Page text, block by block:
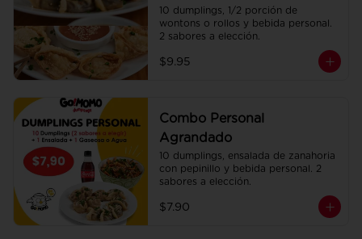
10 dumplings, 1/2 porción de
wontons o rollos y bebida personal.
2 sabores a elección.
$9.95
Combo Personal
Agrandado
10 dumplings, ensalada de zanahoria
con pepinillo y bebida personal. 2
sabores a elección.
$7.90